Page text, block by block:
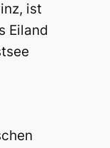
ist
Eiland